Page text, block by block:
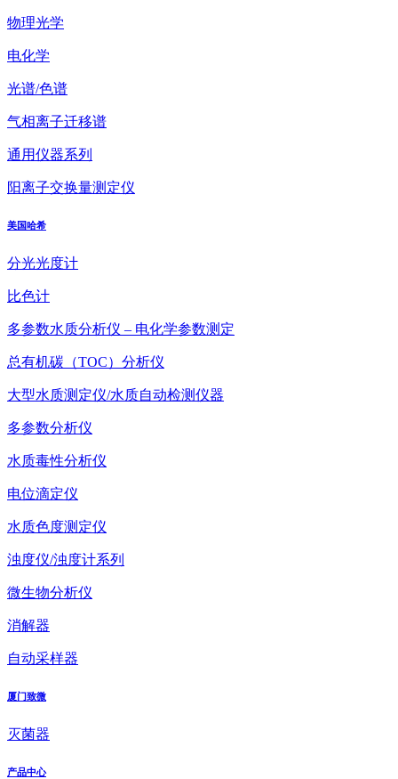
物理光学
电化学
光谱/色谱
气相离子迁移谱
通用仪器系列
阳离子交换量测定仪
美国哈希
分光光度计
比色计
多参数水质分析仪 – 电化学参数测定
总有机碳（TOC）分析仪
大型水质测定仪/水质自动检测仪器
多参数分析仪
水质毒性分析仪
电位滴定仪
水质色度测定仪
浊度仪/浊度计系列
微生物分析仪
消解器
自动采样器
厦门致微
灭菌器
产品中心